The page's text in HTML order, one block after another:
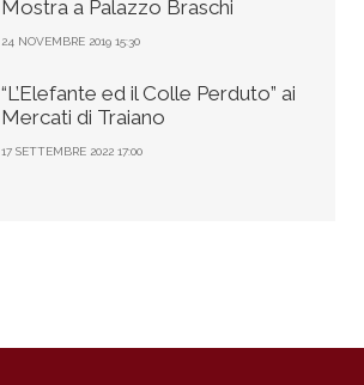
Mostra a Palazzo Braschi
24 NOVEMBRE 2019 15:30
“L’Elefante ed il Colle Perduto” ai
Mercati di Traiano
17 SETTEMBRE 2022 17:00